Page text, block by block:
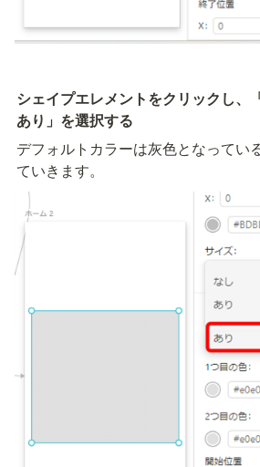
シェイプエレメントをクリックし、
あり」を選択する
デフォルトカラーは灰色となってい
ていきます。